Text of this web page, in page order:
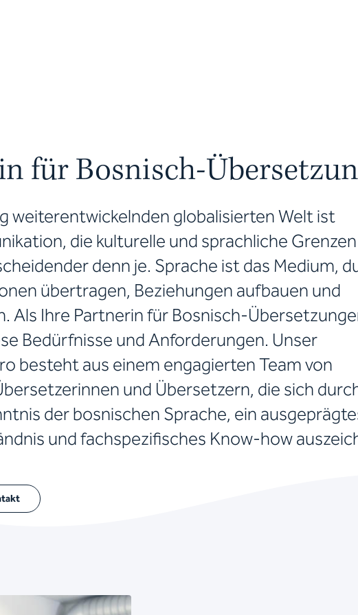
für Bosnisch-
weiterentwickelnden globalisierten Welt ist
die kulturelle und sprachliche Grenzen
denn je. Sprache ist das Medium,
übertragen, Beziehungen aufbauen und
Als Ihre Partnerin für Bosnisch-
Bedürfnisse und Anforderungen. Unser
besteht aus einem engagierten Team von
und Übersetzern, die sich
der bosnischen Sprache, ein
und fachspezifisches Know-how